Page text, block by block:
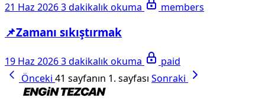
21 Haz 20263 dakikalık okuma members
📌Zamanı sıkıştırmak
19 Haz 20263 dakikalık okuma
paid
Önceki 41 sayfanın 1. sayfası Sonraki